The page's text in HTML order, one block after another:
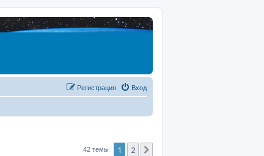
Вход
Регистрация
42 темы 1 2